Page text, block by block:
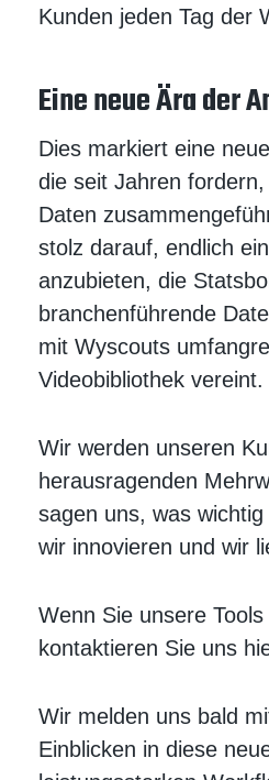
Kunden jeden Tag der
Eine neue Ära der
Dies markiert eine
die seit Jahren
Daten
stolz darauf, endlich
anzubieten, die
branchenführende
mit Wyscouts
Videobibliothek vereint.
Wir werden unseren
herausragenden
sagen uns, was
wir innovieren und wir
Wenn Sie unsere
kontaktieren Sie uns
Wir melden uns bald
Einblicken in diese